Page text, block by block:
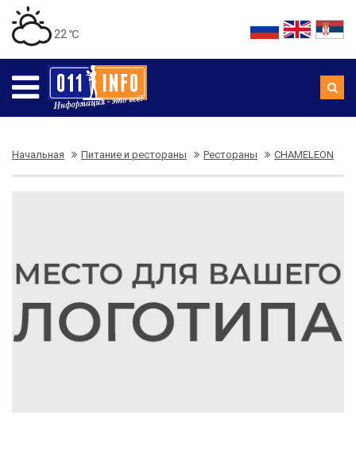
22 ℃
Начальная Питание и рестораны Рестораны CHAMELEON